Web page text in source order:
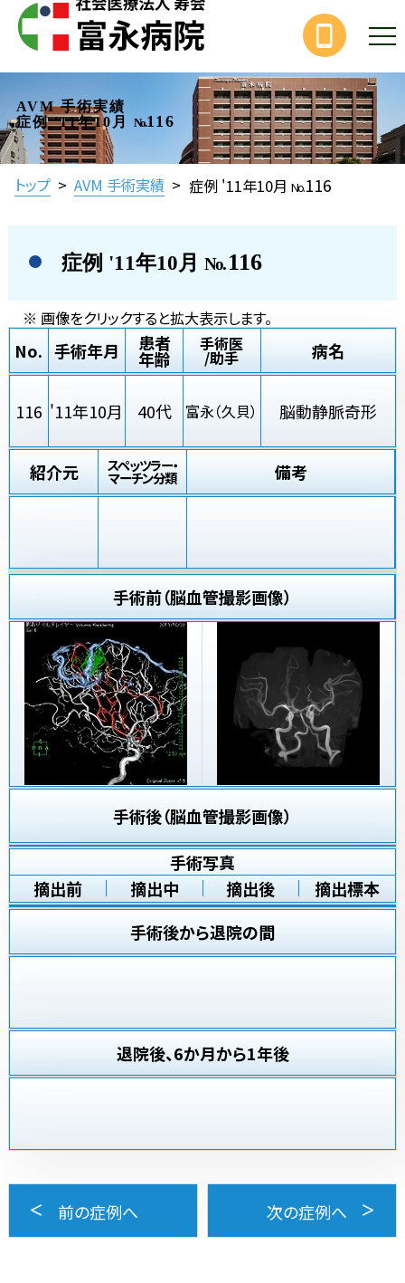
AVM 手術実績
症例 '11年10月
No.116
トップ > AVM 手術実績 > 症例 '11年10月 No.116
症例 '11年10月 No.116
※ 画像をクリックすると拡大表示します。
No. 手術年月 患者
年齢
手術医
/助手 病名
116 '11年10月 40代 富永（久貝） 脳動静脈奇形
紹介元 スペッツラー・
マーチン分類 備考
手術前（脳血管撮影画像）
手術後（脳血管撮影画像）
手術写真
摘出前
摘出中 摘出後
摘出標本
手術後から退院の間
退院後、6か月から1年後
前の症例へ 次の症例へ